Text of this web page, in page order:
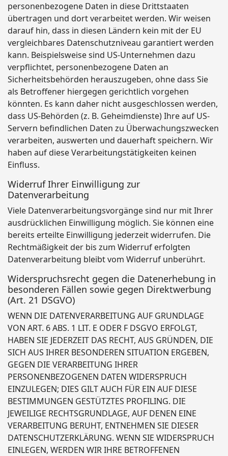
personenbezogene Daten in diese Drittstaaten
übertragen und dort verarbeitet werden. Wir weisen
darauf hin, dass in diesen Ländern kein mit der EU
vergleichbares Datenschutzniveau garantiert werden
kann. Beispielsweise sind US-Unternehmen dazu
verpflichtet, personenbezogene Daten an
Sicherheitsbehörden herauszugeben, ohne dass Sie
als Betroffener hiergegen gerichtlich vorgehen
könnten. Es kann daher nicht ausgeschlossen werden,
dass US-Behörden (z. B. Geheimdienste) Ihre auf US-
Servern befindlichen Daten zu Überwachungszwecken
verarbeiten, auswerten und dauerhaft speichern. Wir
haben auf diese Verarbeitungstätigkeiten keinen
Einfluss.
Widerruf Ihrer Einwilligung zur
Datenverarbeitung
Viele Datenverarbeitungsvorgänge sind nur mit Ihrer
ausdrücklichen Einwilligung möglich. Sie können eine
bereits erteilte Einwilligung jederzeit widerrufen. Die
Rechtmäßigkeit der bis zum Widerruf erfolgten
Datenverarbeitung bleibt vom Widerruf unberührt.
Widerspruchsrecht gegen die Datenerhebung in
besonderen Fällen sowie gegen Direktwerbung
(Art. 21 DSGVO)
WENN DIE DATENVERARBEITUNG AUF GRUNDLAGE
VON ART. 6 ABS. 1 LIT. E ODER F DSGVO ERFOLGT,
HABEN SIE JEDERZEIT DAS RECHT, AUS GRÜNDEN, DIE
SICH AUS IHRER BESONDEREN SITUATION ERGEBEN,
GEGEN DIE VERARBEITUNG IHRER
PERSONENBEZOGENEN DATEN WIDERSPRUCH
EINZULEGEN; DIES GILT AUCH FÜR EIN AUF DIESE
BESTIMMUNGEN GESTÜTZTES PROFILING. DIE
JEWEILIGE RECHTSGRUNDLAGE, AUF DENEN EINE
VERARBEITUNG BERUHT, ENTNEHMEN SIE DIESER
DATENSCHUTZERKLÄRUNG. WENN SIE WIDERSPRUCH
EINLEGEN, WERDEN WIR IHRE BETROFFENEN